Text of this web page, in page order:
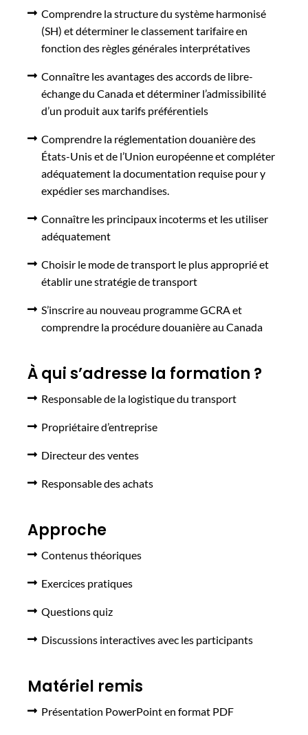
Comprendre la structure du système harmonisé
(SH) et déterminer le classement tarifaire en
fonction des règles générales interprétatives
Connaître les avantages des accords de libre-
échange du Canada et déterminer l’admissibilité
d’un produit aux tarifs préférentiels
Comprendre la réglementation douanière des
États-Unis et de l’Union européenne et compléter
adéquatement la documentation requise pour y
expédier ses marchandises.
Connaître les principaux incoterms et les utiliser
adéquatement
Choisir le mode de transport le plus approprié et
établir une stratégie de transport
S’inscrire au nouveau programme GCRA et
comprendre la procédure douanière au Canada
À qui s’adresse la formation ?
Responsable de la logistique du transport
Propriétaire d’entreprise
Directeur des ventes
Responsable des achats
Approche
Contenus théoriques
Exercices pratiques
Questions quiz
Discussions interactives avec les participants
Matériel remis
Présentation PowerPoint en format PDF